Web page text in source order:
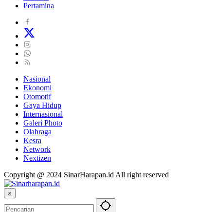
Pertamina
Nasional
Ekonomi
Otomotif
Gaya Hidup
Internasional
Galeri Photo
Olahraga
Kesra
Network
Nextizen
Copyright @ 2024 SinarHarapan.id All right reserved
×